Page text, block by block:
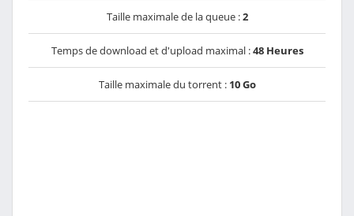
Taille maximale de la queue :2
Temps de download et d'upload maximal :48 Heures
Taille maximale du torrent : 10 Go